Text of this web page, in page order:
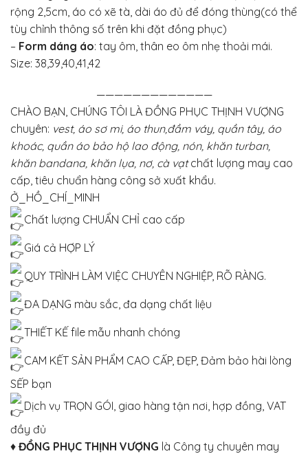
rộng 2,5cm, áo có xẽ tà, dài áo đủ để đóng thùng(có thể
tùy chỉnh thông số trên khi đặt đồng phục)
– Form dáng áo: tay ôm, thân eo ôm nhẹ thoải mái.
Size: 38,39,40,41,42
—————————————
CHÀO BẠN, CHÚNG TÔI LÀ ĐỒNG PHỤC THỊNH VƯỢNG
chuyên: vest, áo sơ mi, áo thun,đầm váy, quần tây, áo
khoác, quần áo bảo hộ lao động, nón, khăn turban,
khăn bandana, khăn lụa, nơ, cà vạtchất lượng may cao
cấp, tiêu chuẩn hàng công sở xuất khẩu.
Ở_HỒ_CHÍ_MINH
Chất lượng CHUẨN CHỈ cao cấp
Giá cả HỢP LÝ
QUY TRÌNH LÀM VIỆC CHUYÊN NGHIỆP, RÕ RÀNG.
ĐA DẠNG màu sắc, đa dạng chất liệu
THIẾT KẾ file mẫu nhanh chóng
CAM KẾT SẢN PHẨM CAO CẤP, ĐẸP, Đảm bảo hài lòng
SẾP bạn
Dịch vụ TRỌN GÓI, giao hàng tận nơi, hợp đồng, VAT
đầy đủ
♦ ĐỒNG PHỤC THỊNH VƯỢNG là Công ty chuyên may